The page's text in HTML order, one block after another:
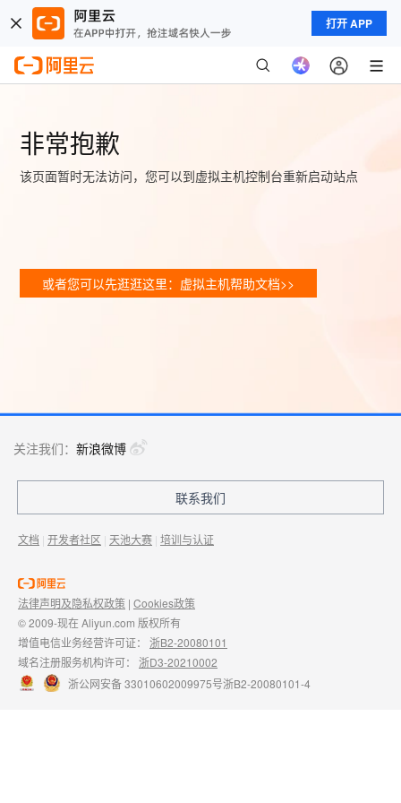
打开 APP
非常抱歉
该页面暂时无法访问，您可以到虚拟主机控制台重新启动站点
或者您可以先逛逛这里：虚拟主机帮助文档>>